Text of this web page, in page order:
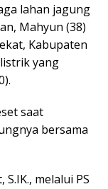
lahan jagung
Mahyun (38)
Kabupaten
yang
saat
bersama
melalui PS